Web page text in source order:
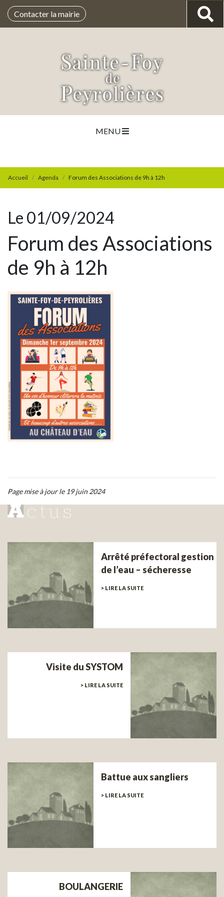
Contacter la mairie
MENU
Accueil Agenda Forum des Associations de 9h à 12h
Le 01/09/2024
Forum des Associations
de 9h à 12h
Page mise à jour le 19 juin 2024
Arrêté préfectoral gestion
de l’eau – sécheresse
> LIRE LA SUITE
Visite du SYSTOM
> LIRE LA SUITE
Battue aux sangliers
> LIRE LA SUITE
BOULANGERIE